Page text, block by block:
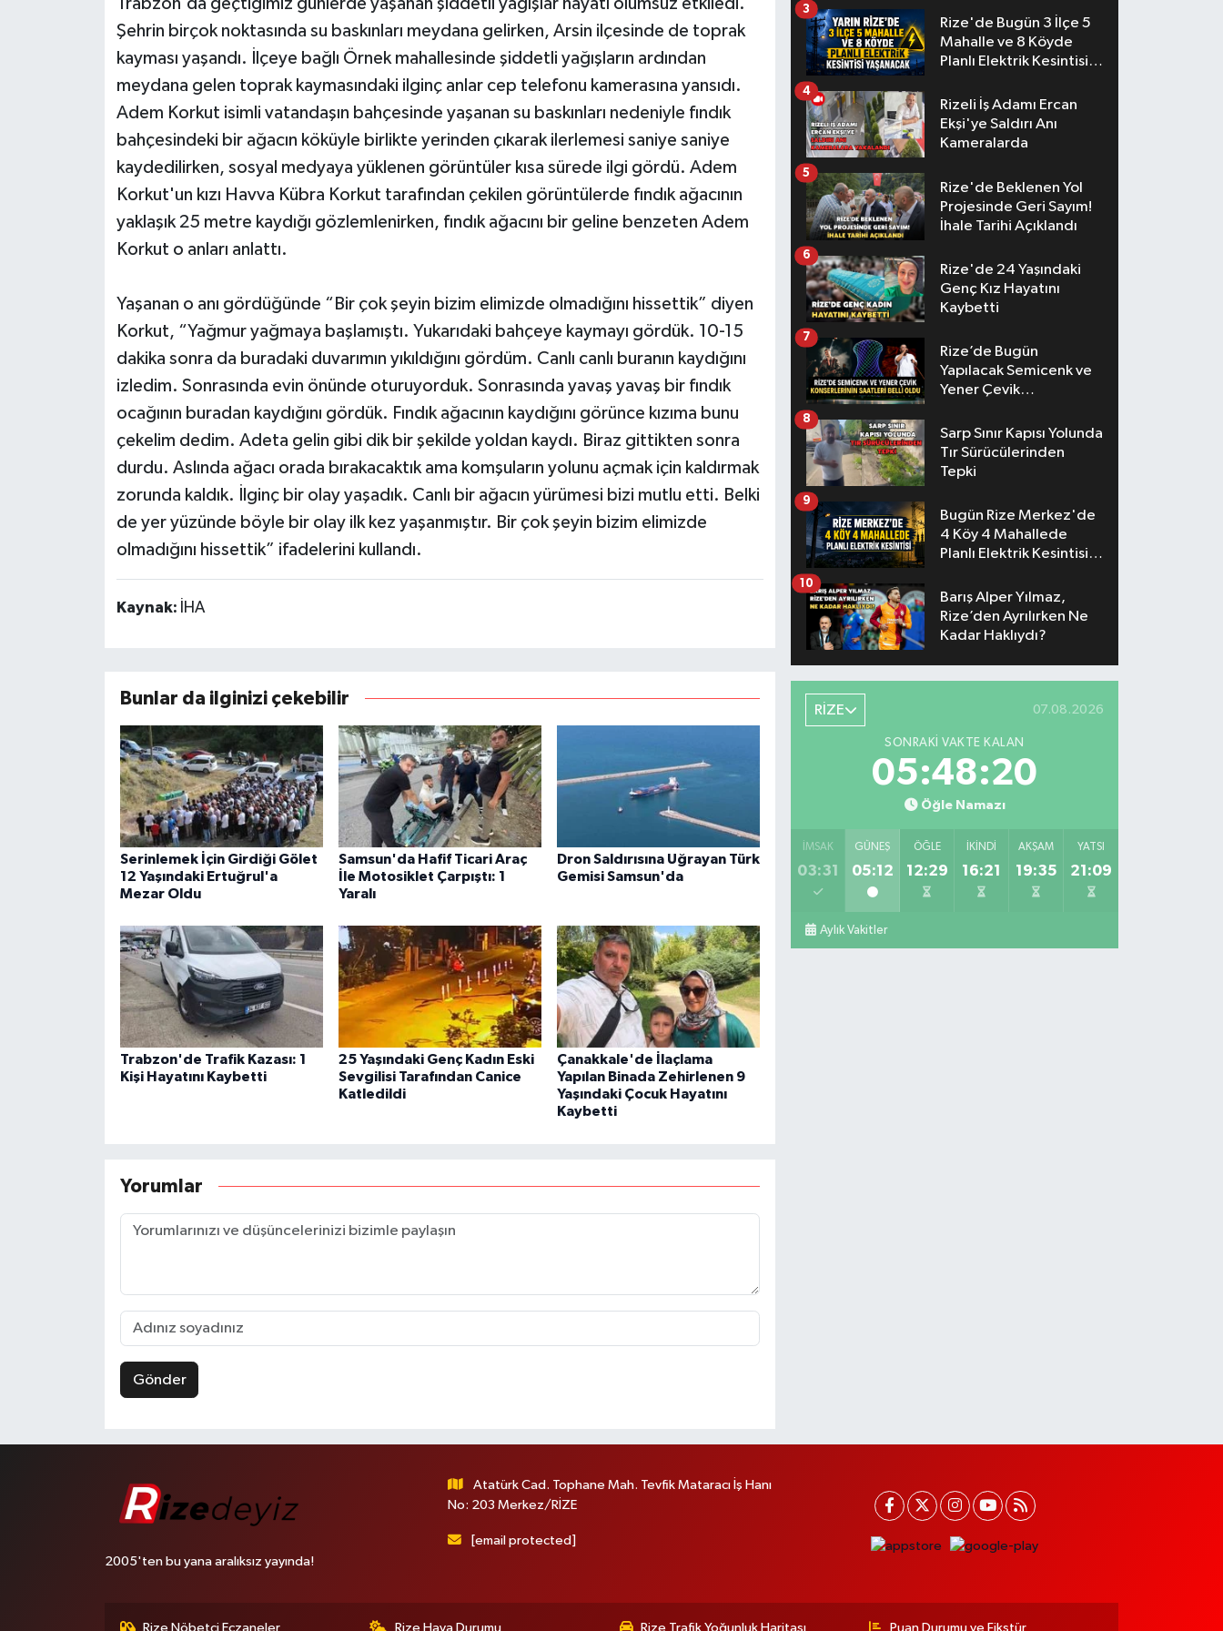
Trabzon'da geçtiğimiz günlerde yaşanan şiddetli yağışlar hayatı olumsuz etkiledi.
Şehrin birçok noktasında su baskınları meydana gelirken, Arsin ilçesinde de toprak
kayması yaşandı. İlçeye bağlı Örnek mahallesinde şiddetli yağışların ardından
meydana gelen toprak kaymasındaki ilginç anlar cep telefonu kamerasına yansıdı.
Adem Korkut isimli vatandaşın bahçesinde yaşanan su baskınları nedeniyle fındık
bahçesindeki bir ağacın köküyle birlikte yerinden çıkarak ilerlemesi saniye saniye
kaydedilirken, sosyal medyaya yüklenen görüntüler kısa sürede ilgi gördü. Adem
Korkut'un kızı Havva Kübra Korkut tarafından çekilen görüntülerde fındık ağacının
yaklaşık 25 metre kaydığı gözlemlenirken, fındık ağacını bir geline benzeten Adem
Korkut o anları anlattı.
Yaşanan o anı gördüğünde “Bir çok şeyin bizim elimizde olmadığını hissettik” diyen
Korkut, “Yağmur yağmaya başlamıştı. Yukarıdaki bahçeye kaymayı gördük. 10-15
dakika sonra da buradaki duvarımın yıkıldığını gördüm. Canlı canlı buranın kaydığını
izledim. Sonrasında evin önünde oturuyorduk. Sonrasında yavaş yavaş bir fındık
ocağının buradan kaydığını gördük. Fındık ağacının kaydığını görünce kızıma bunu
çekelim dedim. Adeta gelin gibi dik bir şekilde yoldan kaydı. Biraz gittikten sonra
durdu. Aslında ağacı orada bırakacaktık ama komşuların yolunu açmak için kaldırmak
zorunda kaldık. İlginç bir olay yaşadık. Canlı bir ağacın yürümesi bizi mutlu etti. Belki
de yer yüzünde böyle bir olay ilk kez yaşanmıştır. Bir çok şeyin bizim elimizde
olmadığını hissettik” ifadelerini kullandı.
Kaynak: İHA
Bunlar da ilginizi çekebilir
Serinlemek İçin Girdiği Gölet
12 Yaşındaki Ertuğrul'a
Mezar Oldu
Samsun'da Hafif Ticari Araç
İle Motosiklet Çarpıştı: 1
Yaralı
Dron Saldırısına Uğrayan Türk
Gemisi Samsun'da
Trabzon'de Trafik Kazası: 1
Kişi Hayatını Kaybetti
25 Yaşındaki Genç Kadın Eski
Sevgilisi Tarafından Canice
Katledildi
Çanakkale'de İlaçlama
Yapılan Binada Zehirlenen 9
Yaşındaki Çocuk Hayatını
Kaybetti
Yorumlar
Gönder
Rize'de Bugün 3 İlçe 5
Mahalle ve 8 Köyde
Planlı Elektrik Kesintisi
3
Rizeli İş Adamı Ercan
Ekşi'ye Saldırı Anı
Kameralarda
4
Rize'de Beklenen Yol
Projesinde Geri Sayım!
İhale Tarihi Açıklandı
5
Rize'de 24 Yaşındaki
Genç Kız Hayatını
Kaybetti
6
Rize’de Bugün
Yapılacak Semicenk ve
Yener Çevik
Belli Oldu
7
Sarp Sınır Kapısı Yolunda
Tır Sürücülerinden
Tepki
8
Bugün Rize Merkez'de
4 Köy 4 Mahallede
Planlı Elektrik Kesintisi
9
Barış Alper Yılmaz,
Rize’den Ayrılırken Ne
Kadar Haklıydı?
10
RİZE 07.08.2026
SONRAKI VAKTE KALAN
05:48:19
Öğle Namazı
İMSAK
03:31
GÜNEŞ
05:12
ÖĞLE
12:29
İKINDI
16:21
AKŞAM
19:35
YATSI
21:09
Aylık Vakitler
2005'ten bu yana aralıksız yayında!
Atatürk Cad. Tophane Mah. Tevfik Mataracı İş Hanı
No: 203 Merkez/RİZE
[email protected]
Rize Nöbetçi Eczaneler Rize Hava Durumu Rize Trafik Yoğunluk Haritası Puan Durumu ve Fikstür